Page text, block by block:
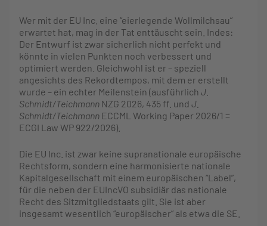
Wer mit der EU Inc. eine “eierlegende Wollmilchsau”
erwartet hat, mag in der Tat enttäuscht sein. Indes:
Der Entwurf ist zwar sicherlich nicht perfekt und
könnte in vielen Punkten noch verbessert und
optimiert werden. Gleichwohl ist er – speziell
angesichts des Rekordtempos, mit dem er erstellt
wurde – ein echter Meilenstein (ausführlich J.
Schmidt/Teichmann NZG 2026, 435 ff. und J.
Schmidt/Teichmann ECCML Working Paper 2026/1 =
ECGI Law WP 922/2026).
Die EU Inc. ist zwar keine supranationale europäische
Rechtsform, sondern eine harmonisierte nationale
Kapitalgesellschaft mit einem europäischen “Label”,
für die neben der EUIncVO subsidiär das nationale
Recht des Sitzmitgliedstaats gilt. Sie ist aber
insgesamt wesentlich “europäischer” als etwa die SE.